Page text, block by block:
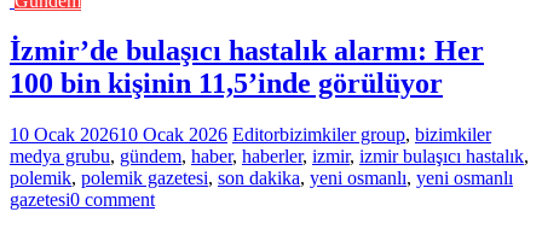
İzmir’de bulaşıcı hastalık alarmı: Her
100 bin kişinin 11,5’inde görülüyor
10 Ocak 202610 Ocak 2026 Editorbizimkiler group, bizimkiler
medya grubu, gündem, haber, haberler, izmir, izmir bulaşıcı hastalık,
polemik, polemik gazetesi, son dakika, yeni osmanlı, yeni osmanlı
gazetesi0 comment